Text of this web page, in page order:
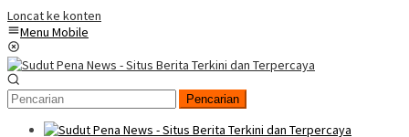
Loncat ke konten
Menu Mobile
Pencarian